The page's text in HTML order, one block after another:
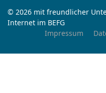
© 2026 mit freundlicher
Internet im BEFG
Impressum